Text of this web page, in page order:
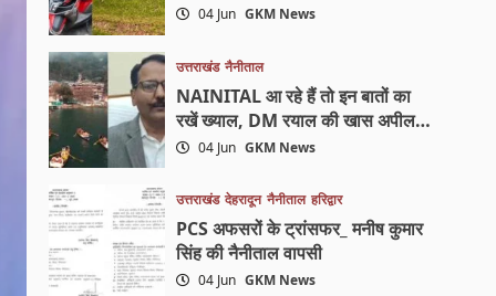
04 Jun GKM News
उत्तराखंड नैनीताल
NAINITAL आ रहे हैं तो इन बातों का
रखें ख्याल, DM रयाल की खास अपील…
04 Jun GKM News
उत्तराखंड देहरादून नैनीताल हरिद्वार
PCS अफसरों के ट्रांसफर_ मनीष कुमार
सिंह की नैनीताल वापसी
04 Jun GKM News